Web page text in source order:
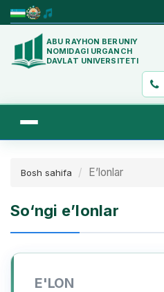
ABU RAYHON BERUNIY
NOMIDAGI URGANCH
DAVLAT UNIVERSITETI
Bosh sahifa E’lonlar
So‘ngi e’lonlar
E'LON